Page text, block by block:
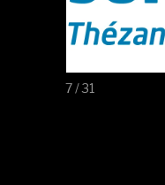
7 / 31